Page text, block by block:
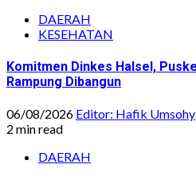
DAERAH
KESEHATAN
Komitmen Dinkes Halsel,
Rampung Dibangun
06/08/2026 Editor: Hafik Umsohy
2 min read
DAERAH